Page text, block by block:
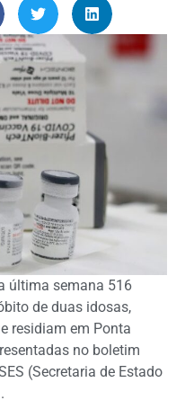
última semana 516
de duas idosas,
residiam em Ponta
no boletim
(Secretaria de Estado